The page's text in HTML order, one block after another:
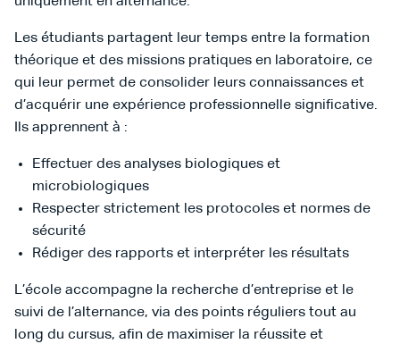
Les étudiants partagent leur temps entre la formation
théorique et des missions pratiques en laboratoire, ce
qui leur permet de consolider leurs connaissances et
d’acquérir une expérience professionnelle significative.
Ils apprennent à :
Effectuer des analyses biologiques et
microbiologiques
Respecter strictement les protocoles et normes de
sécurité
Rédiger des rapports et interpréter les résultats
L’école accompagne la recherche d’entreprise et le
suivi de l’alternance, via des points réguliers tout au
long du cursus, afin de maximiser la réussite et